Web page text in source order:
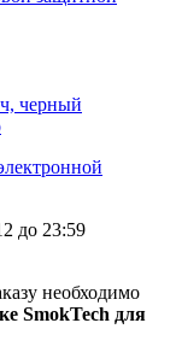
черный
до 23:59
необходимо
SmokTech для